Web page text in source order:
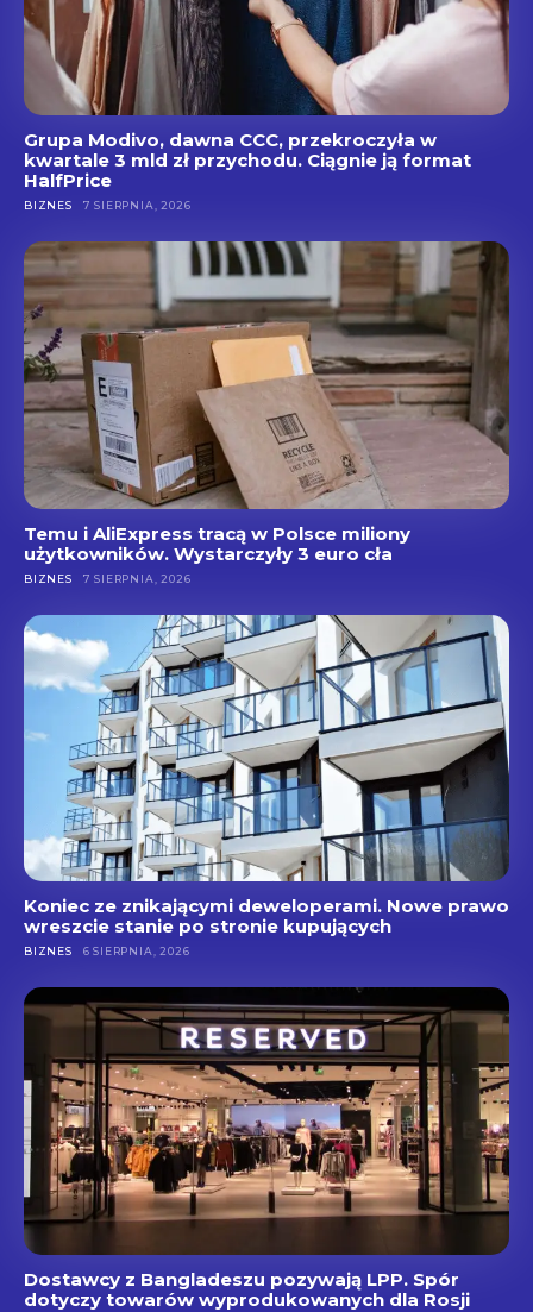
Grupa Modivo, dawna CCC, przekroczyła w
kwartale 3 mld zł przychodu. Ciągnie ją format
HalfPrice
BIZNES 7 SIERPNIA, 2026
Temu i AliExpress tracą w Polsce miliony
użytkowników. Wystarczyły 3 euro cła
BIZNES 7 SIERPNIA, 2026
Koniec ze znikającymi deweloperami. Nowe prawo
wreszcie stanie po stronie kupujących
BIZNES 6 SIERPNIA, 2026
Dostawcy z Bangladeszu pozywają LPP. Spór
dotyczy towarów wyprodukowanych dla Rosji